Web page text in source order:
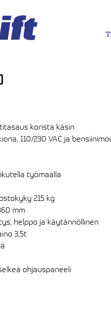
korista käsin
110/230 VAC ja
työmaalla
215 kg
mm
helppo ja käytännöllinen
3,5t
ohjauspaneeli